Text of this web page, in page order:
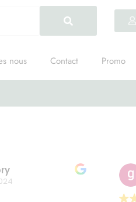
nous Contact Promo